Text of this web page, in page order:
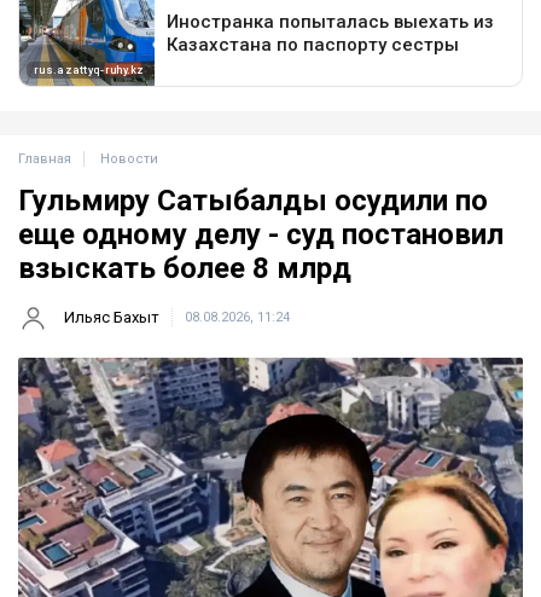
Главная Новости
Гульмиру Сатыбалды осудили по
еще одному делу - суд постановил
взыскать более 8 млрд
Ильяс Бахыт 08.08.2026, 11:24